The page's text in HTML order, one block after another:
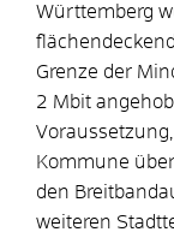
Württemberg
Grenze der
2 Mbit
Kommune
den
weiteren